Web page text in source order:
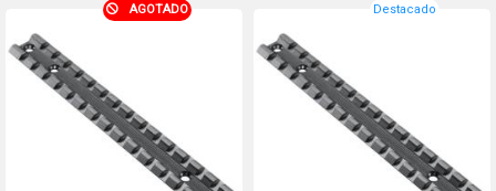
AGOTADO Destacado